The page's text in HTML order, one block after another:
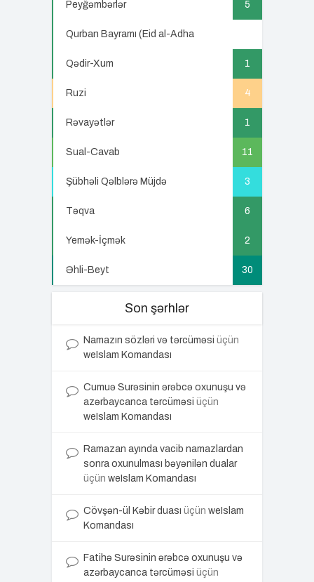
Peyğəmbərlər 5
Qurban Bayramı (Eid al-Adha
Qədir-Xum 1
Ruzi 4
Rəvayətlər 1
Sual-Cavab 11
Şübhəli Qəlblərə Müjdə 3
Təqva 6
Yemək-İçmək 2
Əhli-Beyt 30
Son şərhlər
Namazın sözləri və tərcüməsi üçün
weIslam Komandası
Cumuə Surəsinin ərəbcə oxunuşu və
azərbaycanca tərcüməsi üçün
weIslam Komandası
Ramazan ayında vacib namazlardan
sonra oxunulması bəyənilən dualar
üçün weIslam Komandası
Cövşən-ül Kəbir duası üçün weIslam
Komandası
Fatihə Surəsinin ərəbcə oxunuşu və
azərbaycanca tərcüməsi üçün